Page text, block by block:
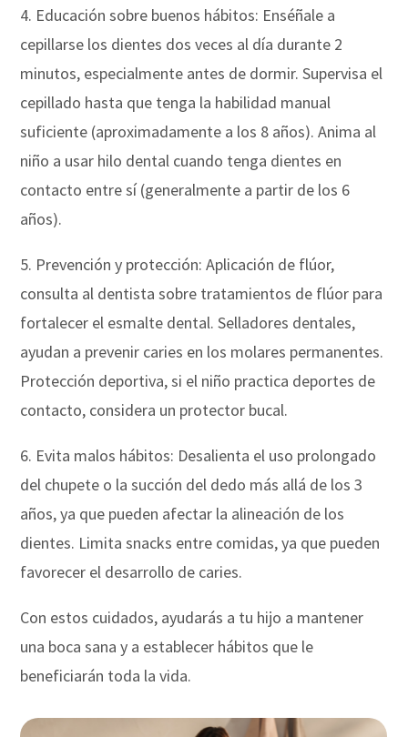
4. Educación sobre buenos hábitos: Enséñale a
cepillarse los dientes dos veces al día durante 2
minutos, especialmente antes de dormir. Supervisa el
cepillado hasta que tenga la habilidad manual
suficiente (aproximadamente a los 8 años). Anima al
niño a usar hilo dental cuando tenga dientes en
contacto entre sí (generalmente a partir de los 6
años).
5. Prevención y protección: Aplicación de flúor,
consulta al dentista sobre tratamientos de flúor para
fortalecer el esmalte dental. Selladores dentales,
ayudan a prevenir caries en los molares permanentes.
Protección deportiva, si el niño practica deportes de
contacto, considera un protector bucal.
6. Evita malos hábitos: Desalienta el uso prolongado
del chupete o la succión del dedo más allá de los 3
años, ya que pueden afectar la alineación de los
dientes. Limita snacks entre comidas, ya que pueden
favorecer el desarrollo de caries.
Con estos cuidados, ayudarás a tu hijo a mantener
una boca sana y a establecer hábitos que le
beneficiarán toda la vida.